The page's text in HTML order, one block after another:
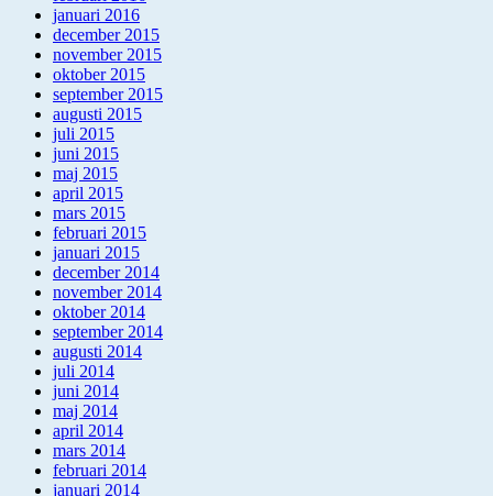
januari 2016
december 2015
november 2015
oktober 2015
september 2015
augusti 2015
juli 2015
juni 2015
maj 2015
april 2015
mars 2015
februari 2015
januari 2015
december 2014
november 2014
oktober 2014
september 2014
augusti 2014
juli 2014
juni 2014
maj 2014
april 2014
mars 2014
februari 2014
januari 2014